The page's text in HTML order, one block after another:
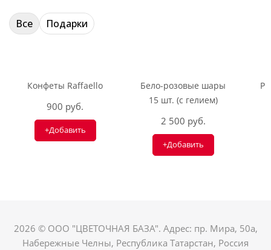
Все Подарки
Конфеты Raffaello
900 руб.
+Добавить
Бело-розовые шары
15 шт. (с гелием)
2 500 руб.
+Добавить
2026 © ООО "ЦВЕТОЧНАЯ БАЗА". Адрес: пр. Мира, 50а,
Набережные Челны, Республика Татарстан, Россия